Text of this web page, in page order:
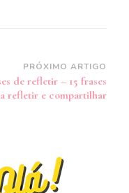
PRÓXIMO ARTIGO
de refletir – 15 frases
refletir e compartilhar